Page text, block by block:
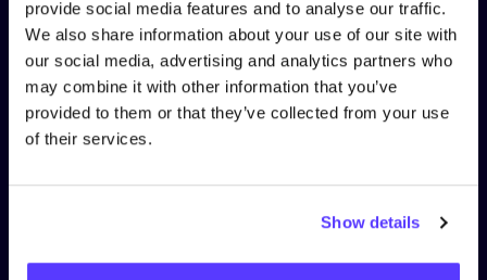
provide social media features and to analyse our traffic.
We also share information about your use of our site with
our social media, advertising and analytics partners who
may combine it with other information that you’ve
provided to them or that they’ve collected from your use
of their services.
Show details
Datenschutz
Cookies
Allgemeine Geschäftsbedingungen